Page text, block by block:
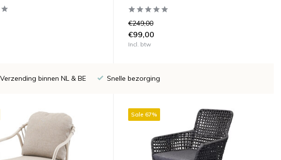
€249,00
€99,00
Incl. btw
Verzending binnen NL & BE Snelle bezorging
Sale 67%